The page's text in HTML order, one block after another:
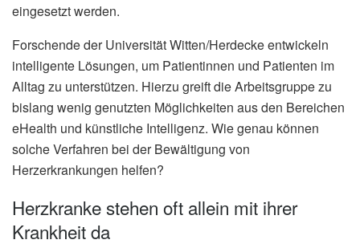
eingesetzt werden.
Forschende der Universität Witten/Herdecke entwickeln
intelligente Lösungen, um Patientinnen und Patienten im
Alltag zu unterstützen. Hierzu greift die Arbeitsgruppe zu
bislang wenig genutzten Möglichkeiten aus den Bereichen
eHealth und künstliche Intelligenz. Wie genau können
solche Verfahren bei der Bewältigung von
Herzerkrankungen helfen?
Herzkranke stehen oft allein mit ihrer
Krankheit da